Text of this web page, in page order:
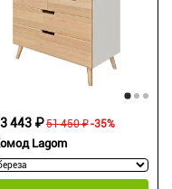
Lagom
51 450 ₽
443 ₽ -35%